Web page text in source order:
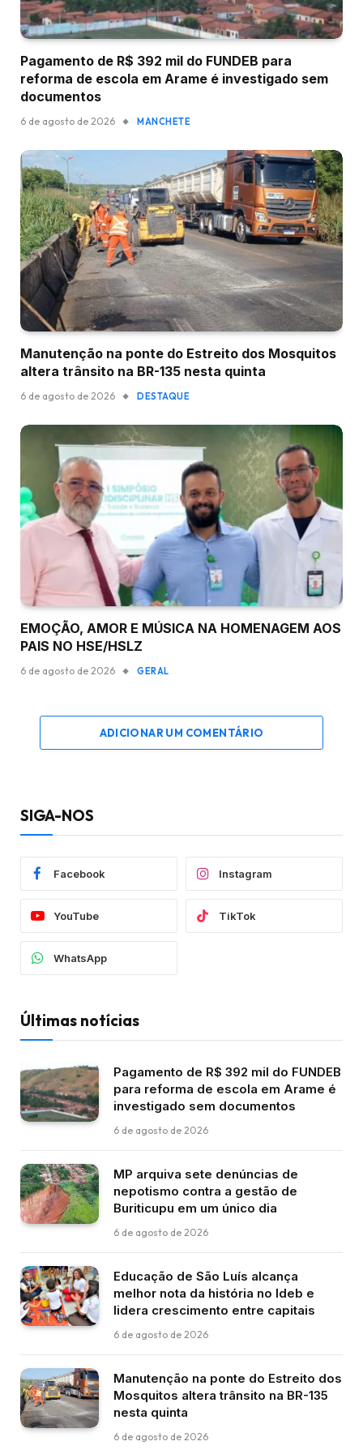
Pagamento de R$ 392 mil do FUNDEB para
reforma de escola em Arame é investigado sem
documentos
6 de agosto de 2026 MANCHETE
Manutenção na ponte do Estreito dos Mosquitos
altera trânsito na BR-135 nesta quinta
6 de agosto de 2026 DESTAQUE
EMOÇÃO, AMOR E MÚSICA NA HOMENAGEM AOS
PAIS NO HSE/HSLZ
6 de agosto de 2026 GERAL
ADICIONAR UM COMENTÁRIO
SIGA-NOS
Facebook Instagram
YouTube TikTok
WhatsApp
Últimas notícias
Pagamento de R$ 392 mil do FUNDEB
para reforma de escola em Arame é
investigado sem documentos
6 de agosto de 2026
MP arquiva sete denúncias de
nepotismo contra a gestão de
Buriticupu em um único dia
6 de agosto de 2026
Educação de São Luís alcança
melhor nota da história no Ideb e
lidera crescimento entre capitais
6 de agosto de 2026
Manutenção na ponte do Estreito dos
Mosquitos altera trânsito na BR-135
nesta quinta
6 de agosto de 2026